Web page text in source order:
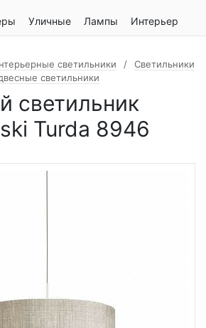
Уличные Лампы Интерьер
светильники
Светильники
светильники
светильник
Turda 8946